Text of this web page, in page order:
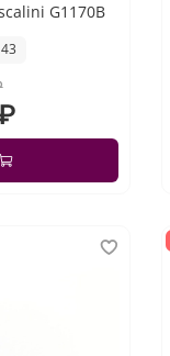
G1170B
43